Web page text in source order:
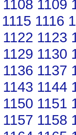
1108 1109
1115 1116
1122 1123
1129 1130
1136 1137
1143 1144
1150 1151
1157 1158